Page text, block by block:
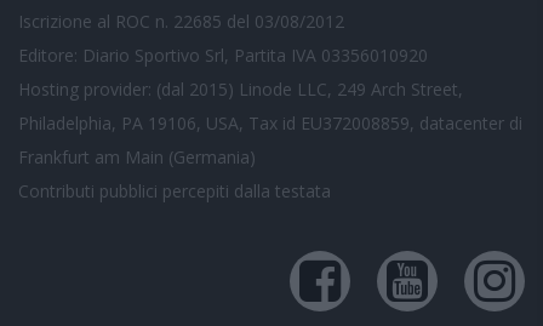
Iscrizione al ROC n. 22685 del 03/08/2012
Editore: Diario Sportivo Srl, Partita IVA 03356010920
Hosting provider: (dal 2015) Linode LLC, 249 Arch Street,
Philadelphia, PA 19106, USA, Tax id EU372008859, datacenter di
Frankfurt am Main (Germania)
Contributi pubblici percepiti dalla testata